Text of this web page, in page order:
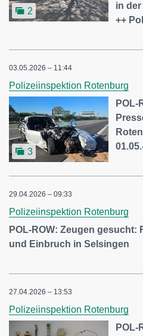
2
in
++
03.05.2026 – 11:44
Polizeiinspektion Rotenburg
3
POL-
29.04.2026 – 09:33
Polizeiinspektion Rotenburg
POL-ROW: Zeugen
und Einbruch in Selsingen
27.04.2026 – 13:53
Polizeiinspektion Rotenburg
POL-